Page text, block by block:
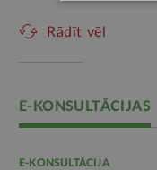
Rādīt vēl
E-KONSULTĀCIJAS
E-KONSULTĀCIJA